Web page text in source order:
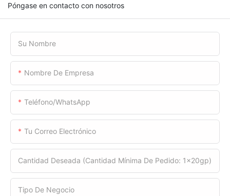
Póngase en contacto con nosotros
Su Nombre
Nombre De Empresa
Teléfono/WhatsApp
Tu Correo Electrónico
Cantidad Deseada (cantidad Mínima De Pedido: 1x20gp)
Tipo De Negocio